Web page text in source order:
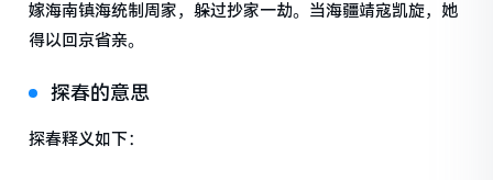
嫁海南镇海统制周家，躲过抄家一劫。当海疆靖寇凯旋，她
得以回京省亲。
探春的意思
探春释义如下：